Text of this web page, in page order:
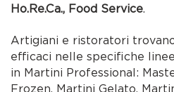
Ho.Re.Ca., Food Service.
Artigiani e ristoratori
efficaci nelle specifiche
in Martini Professional:
Frozen, Martini Gelato,